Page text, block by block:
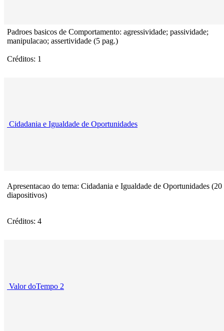
Padroes basicos de Comportamento: agressividade; passividade;
manipulacao; assertividade (5 pag.)
Créditos: 1
Cidadania e Igualdade de Oportunidades
Apresentacao do tema: Cidadania e Igualdade de Oportunidades (20
diapositivos)
Créditos: 4
Valor doTempo 2